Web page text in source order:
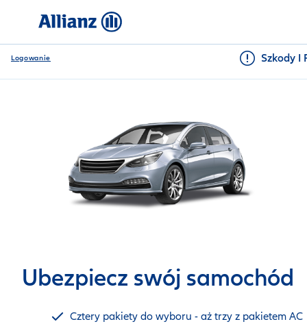
Logowanie Szkody I
Ubezpiecz swój samochód
Cztery pakiety do wyboru - aż trzy z pakietem AC